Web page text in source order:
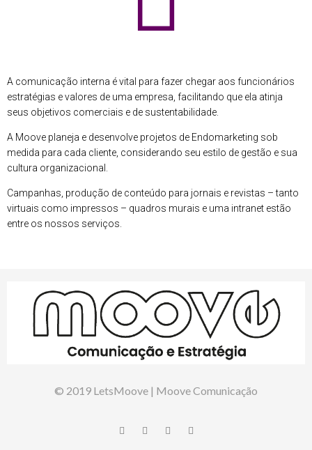
A comunicação interna é vital para fazer chegar aos funcionários
estratégias e valores de uma empresa, facilitando que ela atinja
seus objetivos comerciais e de sustentabilidade.
A Moove planeja e desenvolve projetos de Endomarketing sob
medida para cada cliente, considerando seu estilo de gestão e sua
cultura organizacional.
Campanhas, produção de conteúdo para jornais e revistas – tanto
virtuais como impressos – quadros murais e uma intranet estão
entre os nossos serviços.
© 2019 LetsMoove | Moove Comunicação